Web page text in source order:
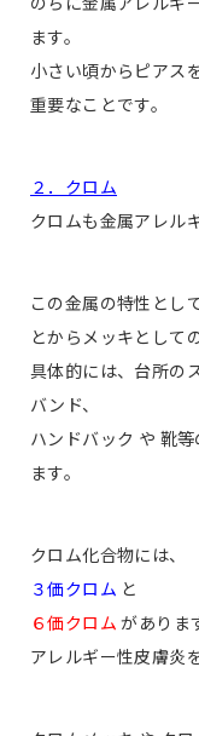
ます。
小さい頃からピアス
重要なことです。
２．クロム
クロムも金属アレル
この金属の特性とし
とからメッキとして
具体的には、台所の
バンド、
ハンドバック や 靴
ます。
クロム化合物には、
３価クロム と
６価クロムがありま
アレルギー性皮膚炎